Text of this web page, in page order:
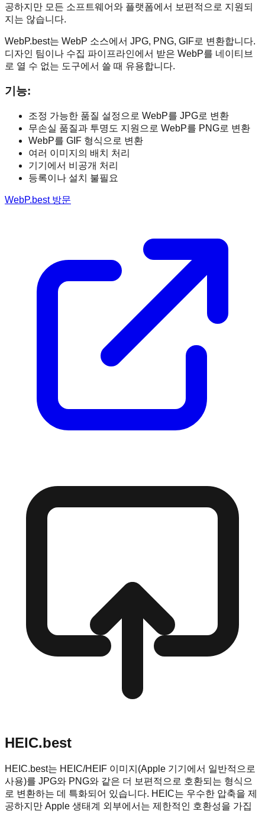
공하지만 모든 소프트웨어와 플랫폼에서 보편적으로 지원되
지는 않습니다.
WebP.best는 WebP 소스에서 JPG, PNG, GIF로 변환합니다.
디자인 팀이나 수집 파이프라인에서 받은 WebP를 네이티브
로 열 수 없는 도구에서 쓸 때 유용합니다.
기능:
조정 가능한 품질 설정으로 WebP를 JPG로 변환
무손실 품질과 투명도 지원으로 WebP를 PNG로 변환
WebP를 GIF 형식으로 변환
여러 이미지의 배치 처리
기기에서 비공개 처리
등록이나 설치 불필요
WebP.best 방문
HEIC.best
HEIC.best는 HEIC/HEIF 이미지(Apple 기기에서 일반적으로
사용)를 JPG와 PNG와 같은 더 보편적으로 호환되는 형식으
로 변환하는 데 특화되어 있습니다. HEIC는 우수한 압축을 제
공하지만 Apple 생태계 외부에서는 제한적인 호환성을 가집